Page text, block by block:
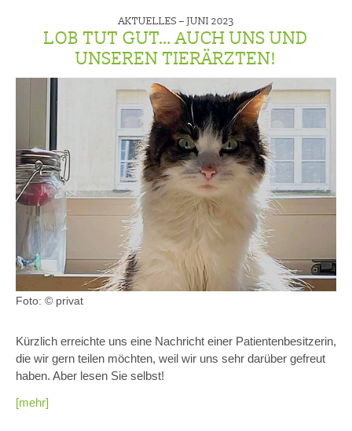
AKTUELLES – JUNI 2023
LOB TUT GUT… AUCH UNS UND
UNSEREN TIERÄRZTEN!
Foto: © privat
Kürzlich erreichte uns eine Nachricht einer Patientenbesitzerin,
die wir gern teilen möchten, weil wir uns sehr darüber gefreut
haben. Aber lesen Sie selbst!
[mehr]